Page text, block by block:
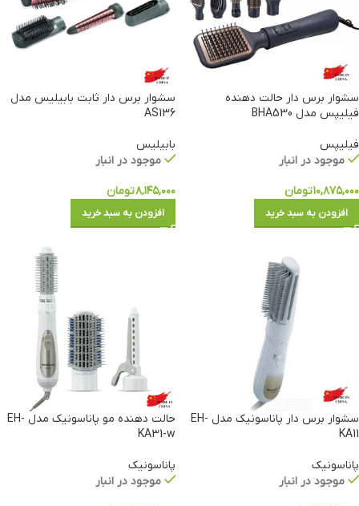
سشوار برس دار حالت دهنده
فیلیپس مدل BHA530
فیلیپس
موجود در انبار
۱۰,۸۷۵,۰۰۰تومان
افزودن به سبد خرید
سشوار برس دار ثابت بابیلیس مدل
AS136
بابیلیس
موجود در انبار
۸,۱۴۵,۰۰۰تومان
افزودن به سبد خرید
سشوار برس دار پاناسونیک مدل EH-
KA11
پاناسونیک
موجود در انبار
حالت دهنده مو پاناسونیک مدل EH-
KA31-w
پاناسونیک
موجود در انبار